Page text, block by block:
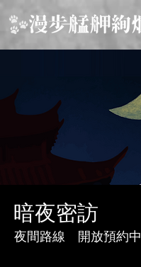
​暗夜密訪
夜間路線 開放預約中